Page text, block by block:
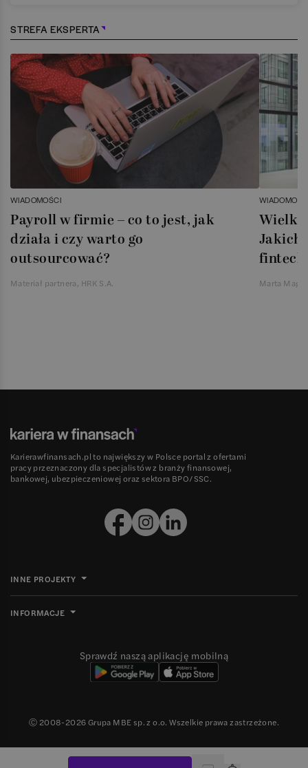
STREFA EKSPERTA
WIADOMOŚCI
Payroll w firmie – co to jest, jak
działa i czy warto go
outsourcować?
Materiał partnera, HRK S.A.
Jakich
Marta
Karierawfinansach.pl to największy w Polsce portal z ofertami
pracy przeznaczony dla specjalistów z branży finansowej,
bankowej, ubezpieczeniowej oraz sektora BPO/SSC.
INNE PROJEKTY
INFORMACJE
Sprawdź naszą aplikację mobilną
Ⓒ 2008-2026Grupa MBE sp. z o.o. Wszelkie prawa zastrzeżone.